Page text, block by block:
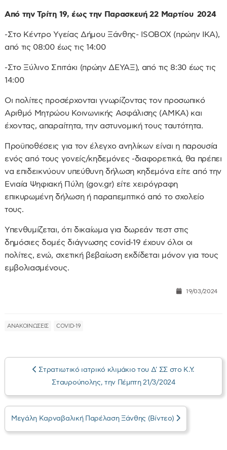
Από την Τρίτη 19, έως την Παρασκευή 22 Μαρτίου 2024
-Στο Κέντρο Υγείας Δήμου Ξάνθης- ISOBOX (πρώην ΙΚΑ),
από τις 08:00 έως τις 14:00
-Στο Ξύλινο Σπιτάκι (πρώην ΔΕΥΑΞ), από τις 8:30 έως τις
14:00
Οι πολίτες προσέρχονται γνωρίζοντας τον προσωπικό
Αριθμό Μητρώου Κοινωνικής Ασφάλισης (ΑΜΚΑ) και
έχοντας, απαραίτητα, την αστυνομική τους ταυτότητα.
Προϋποθέσεις για τον έλεγχο ανηλίκων είναι η παρουσία
ενός από τους γονείς/κηδεμόνες -διαφορετικά, θα πρέπει
να επιδεικνύουν υπεύθυνη δήλωση κηδεμόνα είτε από την
Ενιαία Ψηφιακή Πύλη (gov.gr) είτε χειρόγραφη
επικυρωμένη δήλωση ή παραπεμπτικό από το σχολείο
τους.
Υπενθυμίζεται, ότι δικαίωμα για δωρεάν τεστ στις
δημόσιες δομές διάγνωσης covid-19 έχουν όλοι οι
πολίτες, ενώ, σχετική βεβαίωση εκδίδεται μόνον για τους
εμβολιασμένους.
19/03/2024
ΑΝΑΚΟΙΝΩΣΕΙΣ COVID-19
Στρατιωτικό ιατρικό κλιμάκιο του Δ' ΣΣ στο Κ.Υ.
Σταυρούπολης, την Πέμπτη 21/3/2024
Μεγάλη Καρναβαλική Παρέλαση Ξάνθης (Βίντεο)